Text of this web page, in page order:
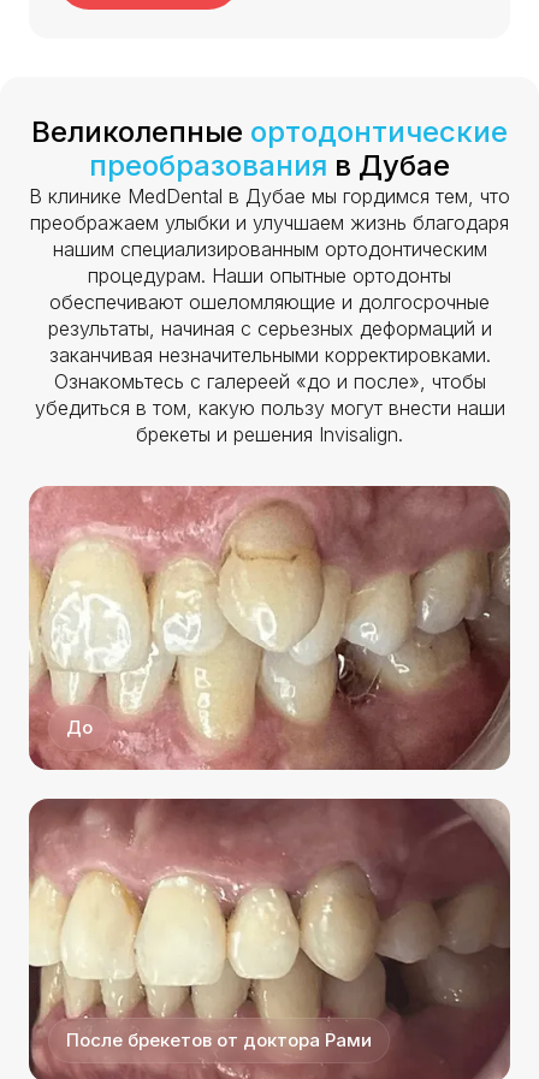
Великолепные ортодонтические
преобразования в Дубае
В клинике MedDental в Дубае мы гордимся тем, что
преображаем улыбки и улучшаем жизнь благодаря
нашим специализированным ортодонтическим
процедурам. Наши опытные ортодонты
обеспечивают ошеломляющие и долгосрочные
результаты, начиная с серьезных деформаций и
заканчивая незначительными корректировками.
Ознакомьтесь с галереей «до и после», чтобы
убедиться в том, какую пользу могут внести наши
брекеты и решения Invisalign.
До
После брекетов от доктора Рами